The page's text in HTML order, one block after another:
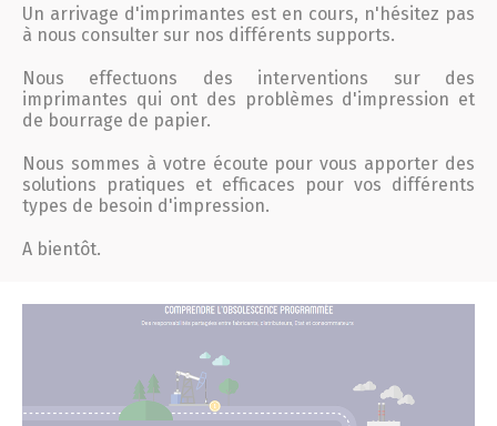
Un arrivage d'imprimantes est en cours, n'hésitez pas
à nous consulter sur nos différents supports.
Nous effectuons des interventions sur des
imprimantes qui ont des problèmes d'impression et
de bourrage de papier.
Nous sommes à votre écoute pour vous apporter des
solutions pratiques et efficaces pour vos différents
types de besoin d'impression.
A bientôt.